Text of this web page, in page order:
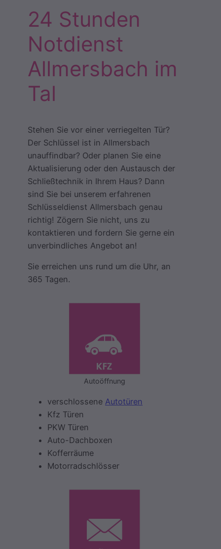
24 Stunden
Notdienst
Allmersbach im
Tal
Stehen Sie vor einer verriegelten Tür?
Der Schlüssel ist in Allmersbach
unauffindbar? Oder planen Sie eine
Aktualisierung oder den Austausch der
Schließtechnik in Ihrem Haus? Dann
sind Sie bei unserem erfahrenen
Schlüsseldienst Allmersbach genau
richtig! Zögern Sie nicht, uns zu
kontaktieren und fordern Sie gerne ein
unverbindliches Angebot an!
Sie erreichen uns rund um die Uhr, an
365 Tagen.
Autoöffnung
verschlossene Autotüren
Kfz Türen
PKW Türen
Auto-Dachboxen
Kofferräume
Motorradschlösser